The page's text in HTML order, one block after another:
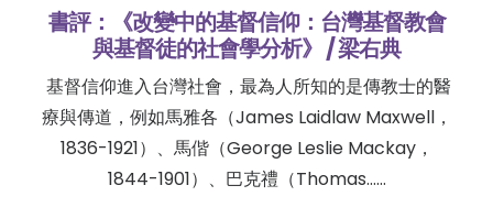
書評：《改變中的基督信仰：台灣基督教會
與基督徒的社會學分析》 / 梁右典
基督信仰進入台灣社會，最為人所知的是傳教士的醫
療與傳道，例如馬雅各（James Laidlaw Maxwell，
1836-1921）、馬偕（George Leslie Mackay，
1844-1901）、巴克禮（Thomas……